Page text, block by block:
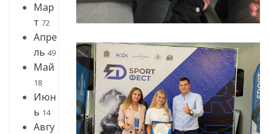
Мар
т 72
Апре
ль 49
Май
18
Июн
ь 14
Авгу